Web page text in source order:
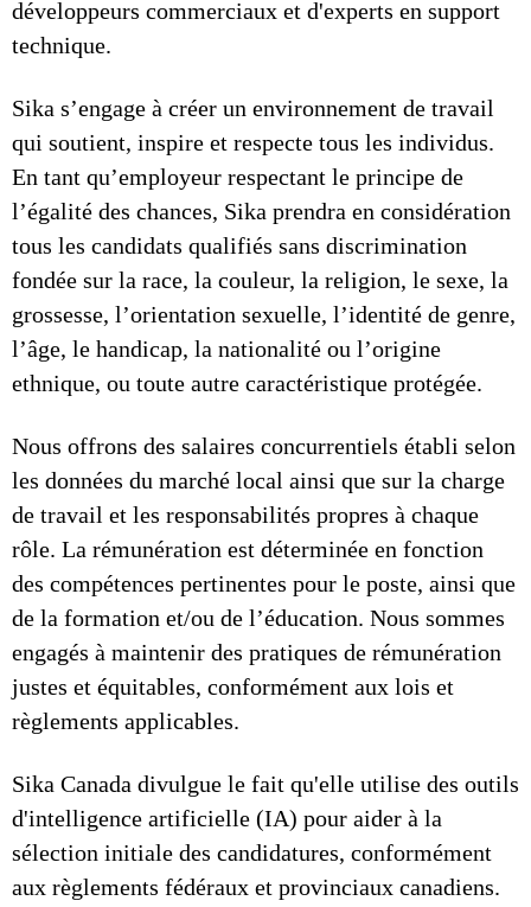
développeurs commerciaux et d'experts en support
technique.
Sika s’engage à créer un environnement de travail
qui soutient, inspire et respecte tous les individus.
En tant qu’employeur respectant le principe de
l’égalité des chances, Sika prendra en considération
tous les candidats qualifiés sans discrimination
fondée sur la race, la couleur, la religion, le sexe, la
grossesse, l’orientation sexuelle, l’identité de genre,
l’âge, le handicap, la nationalité ou l’origine
ethnique, ou toute autre caractéristique protégée.
Nous offrons des salaires concurrentiels établi selon
les données du marché local ainsi que sur la charge
de travail et les responsabilités propres à chaque
rôle. La rémunération est déterminée en fonction
des compétences pertinentes pour le poste, ainsi que
de la formation et/ou de l’éducation. Nous sommes
engagés à maintenir des pratiques de rémunération
justes et équitables, conformément aux lois et
règlements applicables.
Sika Canada divulgue le fait qu'elle utilise des outils
d'intelligence artificielle (IA) pour aider à la
sélection initiale des candidatures, conformément
aux règlements fédéraux et provinciaux canadiens.